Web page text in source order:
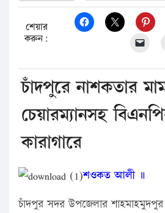
শেয়ার
করুন:
চাঁদপুরে নাশকতার
চেয়ারম্যানসহ
কারাগারে
শওকত আলী ॥
চাঁদপুর সদর উপজেলার